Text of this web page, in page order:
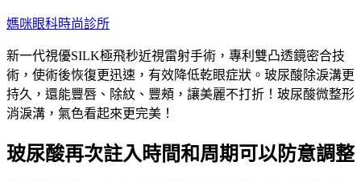
跳
主
要
內
容
媽咪眼科時尚診所
新一代視優SILK極飛秒近視雷射手術，專利雙凸透鏡密合技
術，使術後恢復更迅速，有效降低乾眼症狀。玻尿酸除淚溝更
持久，還能豐唇、除紋、豐頰，讓美麗不打折！玻尿酸微整形
消淚溝，氣色看起來更完美！
玻尿酸再次註入時間和周期可以防意調整